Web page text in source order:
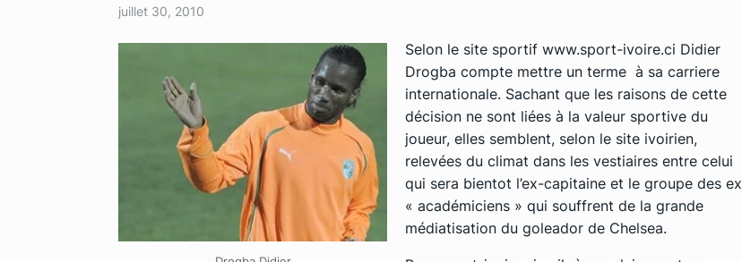
juillet 30, 2010
Selon le site sportif www.sport-ivoire.ci Didier
Drogba compte mettre un terme à sa carriere
internationale. Sachant que les raisons de cette
décision ne sont liées à la valeur sportive du
joueur, elles semblent, selon le site ivoirien,
relevées du climat dans les vestiaires entre celui
qui sera bientot l’ex-capitaine et le groupe des ex
« académiciens » qui souffrent de la grande
médiatisation du goleador de Chelsea.